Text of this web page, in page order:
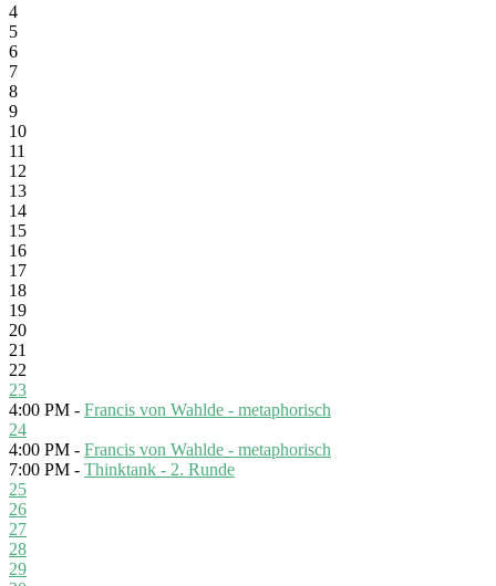
4
5
6
7
8
9
10
11
12
13
14
15
16
17
18
19
20
21
22
23
4:00 PM - Francis von Wahlde - metaphorisch
24
4:00 PM - Francis von Wahlde - metaphorisch
7:00 PM - Thinktank - 2. Runde
25
26
27
28
29